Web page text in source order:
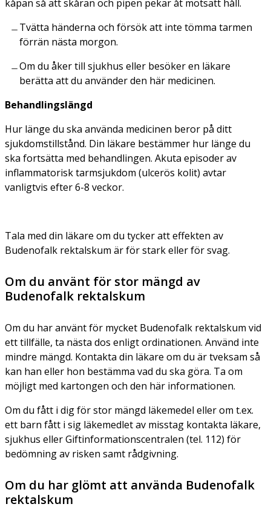
kåpan så att skåran och pipen pekar åt motsatt håll.
Tvätta händerna och försök att inte tömma tarmen
förrän nästa morgon.
Om du åker till sjukhus eller besöker en läkare
berätta att du använder den här medicinen.
Behandlingslängd
Hur länge du ska använda medicinen beror på ditt
sjukdomstillstånd. Din läkare bestämmer hur länge du
ska fortsätta med behandlingen. Akuta episoder av
inflammatorisk tarmsjukdom (ulcerös kolit) avtar
vanligtvis efter 6-8 veckor.
Tala med din läkare om du tycker att effekten av
Budenofalk rektalskum är för stark eller för svag.
Om du använt för stor mängd av
Budenofalk rektalskum
Om du har använt för mycket Budenofalk rektalskum vid
ett tillfälle, ta nästa dos enligt ordinationen. Använd inte
mindre mängd. Kontakta din läkare om du är tveksam så
kan han eller hon bestämma vad du ska göra. Ta om
möjligt med kartongen och den här informationen.
Om du fått i dig för stor mängd läkemedel eller om t.ex.
ett barn fått i sig läkemedlet av misstag kontakta läkare,
sjukhus eller Giftinformationscentralen (tel. 112) för
bedömning av risken samt rådgivning.
Om du har glömt att använda Budenofalk
rektalskum